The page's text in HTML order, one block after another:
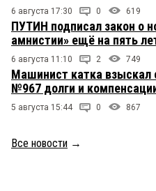
6 августа 17:30 0 619
ПУТИН подписал закон о
амнистии» ещё на пять
6 августа 11:10 2 749
Машинист катка взыскал
№967 долги и
5 августа 15:44 0 867
Все новости →